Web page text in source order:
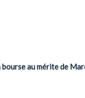
bourse au mérite de